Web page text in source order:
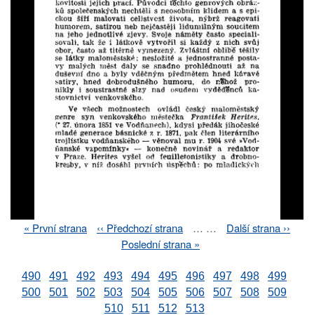
First
« První strana
Previous
‹‹ Předchozí strana … …
Next
Další strana ››
Last
Poslední strana »
490 491 492 493 494 495 496 497 498
499
500
501 502 503 504 505 506 507 508
509
510
511 512 513